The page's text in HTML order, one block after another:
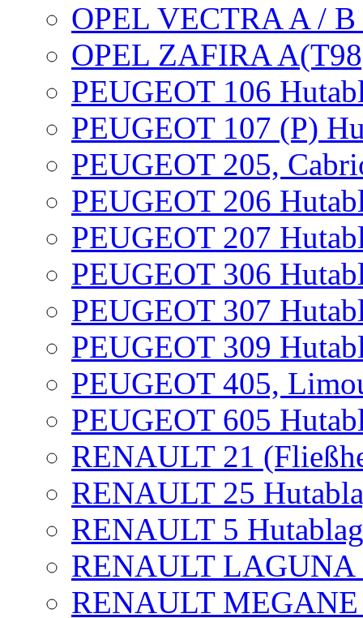
OPEL VECTRA A /
OPEL ZAFIRA
PEUGEOT 106
PEUGEOT 107 (P)
PEUGEOT 205,
PEUGEOT 206
PEUGEOT 207
PEUGEOT 306
PEUGEOT 307
PEUGEOT 309
PEUGEOT 405,
PEUGEOT 605
RENAULT 21
RENAULT 25
RENAULT 5
RENAULT LAGUNA
RENAULT MEGANE